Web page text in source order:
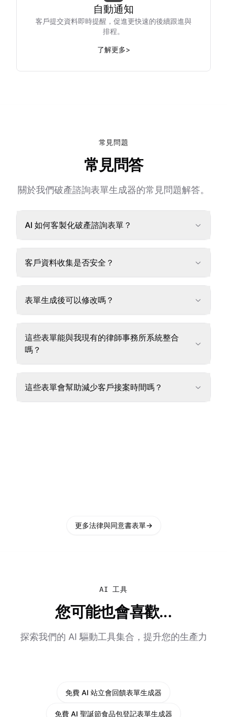
自動通知
客戶提交資料即時提醒，促進更快速的後續跟進與
排程。
了解更多>
常見問題
常見問答
關於我們破產諮詢表單生成器的常見問題解答。
AI 如何客製化破產諮詢表單？
客戶資料收集是否安全？
表單生成後可以修改嗎？
這些表單能與我現有的律師事務所系統整合
嗎？
這些表單會幫助減少客戶接案時間嗎？
更多法律與同意書表單→
AI 工具
您可能也會喜歡...
探索我們的 AI 驅動工具集合，提升您的生產力
免費 AI 站立會回饋表單生成器
免費 AI 聖誕節食品包登記表單生成器